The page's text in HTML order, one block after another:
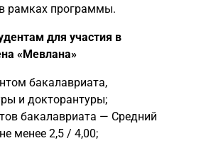
рамках программы.
для участия в
«Мевлана»
бакалавриата,
и докторантуры;
бакалавриата — Средний
менее 2,5 / 4,00;